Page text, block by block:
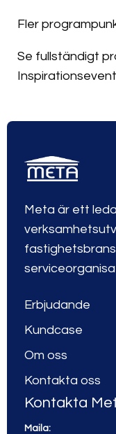
Fler
Se fullständigt
Meta är ett
Erbjudande
Kundcase
Om oss
Kontakta oss
Kontakta
Maila: